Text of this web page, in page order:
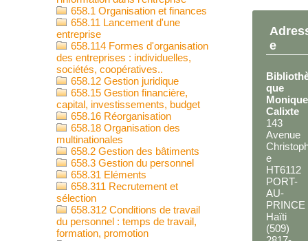
658.1 Organisation et finances
658.11 Lancement d'une
entreprise
658.114 Formes d'organisation
des entreprises : individuelles,
sociétés, coopératives..
658.12 Gestion juridique
658.15 Gestion financière,
capital, investissements, budget
658.16 Réorganisation
658.18 Organisation des
multinationales
658.2 Gestion des bâtiments
658.3 Gestion du personnel
658.31 Eléments
658.311 Recrutement et
sélection
658.312 Conditions de travail
du personnel : temps de travail,
formation, promotion
e
que
Monique
Calixte
143
Avenue
e
HT6112
PORT-
AU-
PRINCE
Haïti
(509)